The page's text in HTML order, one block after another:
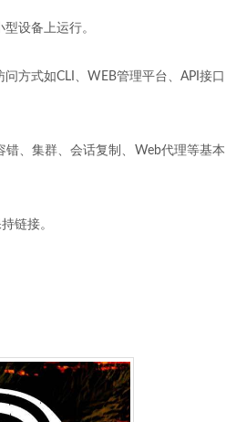
设备上运行。
方式如CLI、WEB管理平台、API接口
错、集群、会话复制、Web代理等基本
链接。